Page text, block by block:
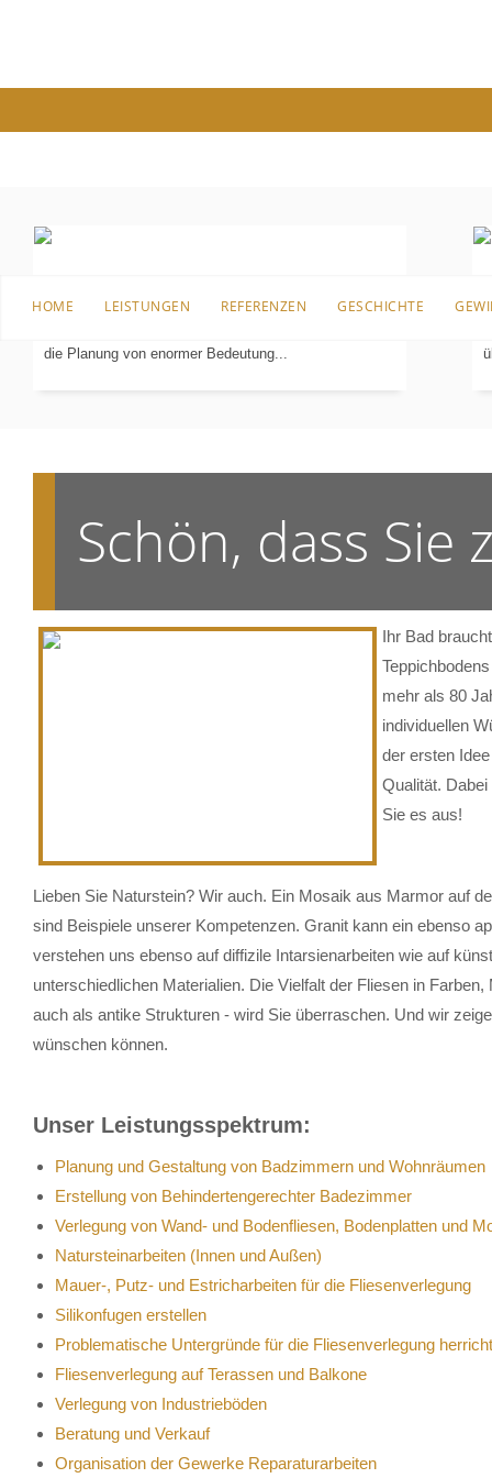
HOME LEISTUNGEN REFERENZEN GESCHICHTE
die Planung von enormer Bedeutung...
Schön, dass
Ihr Bad
mehr als 80
individuellen
der ersten
Qualität.
Sie es aus!
Lieben Sie Naturstein? Wir auch. Ein Mosaik aus Marmor auf
sind Beispiele unserer Kompetenzen. Granit kann ein ebenso
verstehen uns ebenso auf diffizile Intarsienarbeiten wie auf
unterschiedlichen Materialien. Die Vielfalt der Fliesen in
auch als antike Strukturen - wird Sie überraschen. Und wir
wünschen können.
Unser Leistungsspektrum:
Planung und Gestaltung von Badzimmern und Wohnräumen
Erstellung von Behindertengerechter Badezimmer
Verlegung von Wand- und Bodenfliesen, Bodenplatten und
Natursteinarbeiten (Innen und Außen)
Mauer-, Putz- und Estricharbeiten für die Fliesenverlegung
Silikonfugen erstellen
Problematische Untergründe für die Fliesenverlegung
Fliesenverlegung auf Terassen und Balkone
Verlegung von Industrieböden
Beratung und Verkauf
Organisation der Gewerke Reparaturarbeiten